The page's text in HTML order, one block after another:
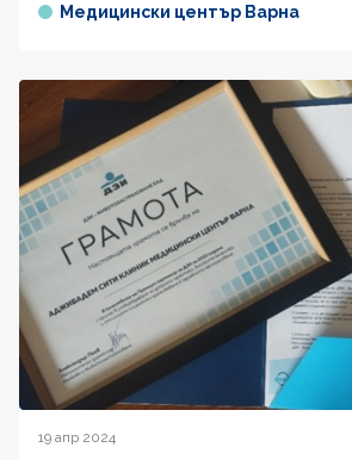
Медицински център Варна
19 апр 2024